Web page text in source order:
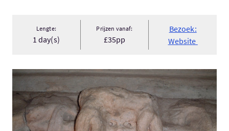
Lengte:
1 day(s)
Prijzen vanaf:
£35pp
Bezoek:
Website
Bezoek:Saturated in Secrets